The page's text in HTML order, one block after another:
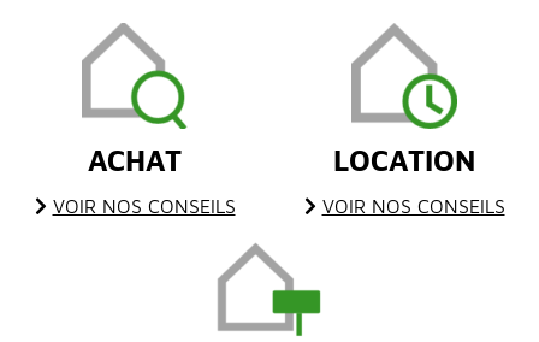
ACHAT
VOIR NOS CONSEILS
LOCATION
VOIR NOS CONSEILS